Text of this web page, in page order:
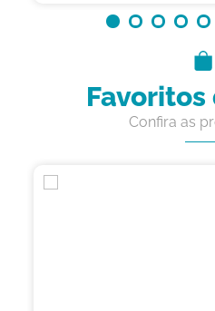
Favoritos
Confira as